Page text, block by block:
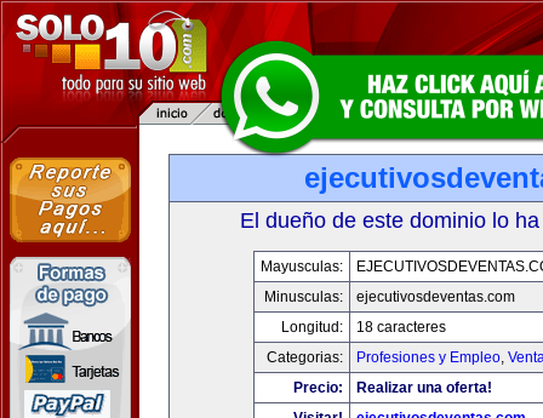
El dueño de este dominio lo
Mayusculas:
Minusculas:
ejecutivosdeventas.com
Longitud:
18 caracteres
Categorias:
Profesiones y Empleo,
Precio:
Realizar una oferta!